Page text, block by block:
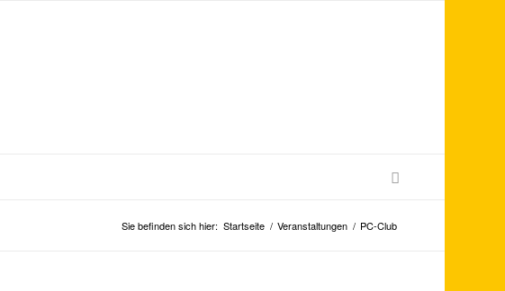
Sie befinden sich hier: Startseite / Veranstaltungen / PC-Club